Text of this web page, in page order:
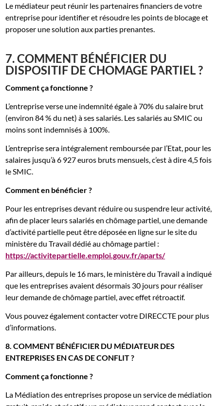
Le médiateur peut réunir les partenaires financiers de votre
entreprise pour identifier et résoudre les points de blocage et
proposer une solution aux parties prenantes.
7. COMMENT BÉNÉFICIER DU
DISPOSITIF DE CHOMAGE PARTIEL ?
Comment ça fonctionne ?
L’entreprise verse une indemnité égale à 70% du salaire brut
(environ 84 % du net) à ses salariés. Les salariés au SMIC ou
moins sont indemnisés à 100%.
L’entreprise sera intégralement remboursée par l’Etat, pour les
salaires jusqu’à 6 927 euros bruts mensuels, c’est à dire 4,5 fois
le SMIC.
Comment en bénéficier ?
Pour les entreprises devant réduire ou suspendre leur activité,
afin de placer leurs salariés en chômage partiel, une demande
d’activité partielle peut être déposée en ligne sur le site du
ministère du Travail dédié au chômage partiel :
https://activitepartielle.emploi.gouv.fr/aparts/
Par ailleurs, depuis le 16 mars, le ministère du Travail a indiqué
que les entreprises avaient désormais 30 jours pour réaliser
leur demande de chômage partiel, avec effet rétroactif.
Vous pouvez également contacter votre DIRECCTE pour plus
d’informations.
8.COMMENT BÉNÉFICIER DU MÉDIATEUR DES
ENTREPRISES EN CAS DE CONFLIT ?
Comment ça fonctionne ?
La Médiation des entreprises propose un service de médiation